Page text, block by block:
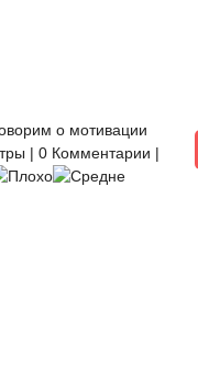
о мотивации
| 0 Комментарии |